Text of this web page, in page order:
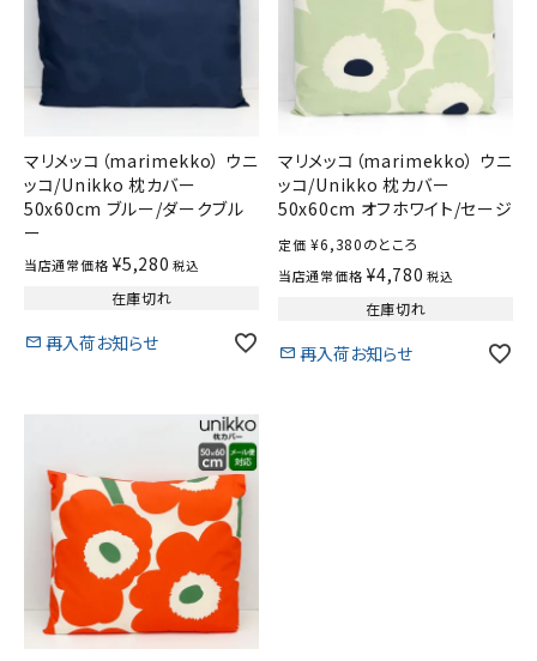
マリメッコ（marimekko） ウニ
ッコ/Unikko 枕カバー
50x60cm ブルー/ダークブル
ー
当店通常価格 ¥5,280 税込
在庫切れ
再入荷お知らせ
マリメッコ（marimekko） ウニ
ッコ/Unikko 枕カバー
50x60cm オフホワイト/セージ
定価 ¥6,380のところ
当店通常価格 ¥4,780 税込
在庫切れ
再入荷お知らせ